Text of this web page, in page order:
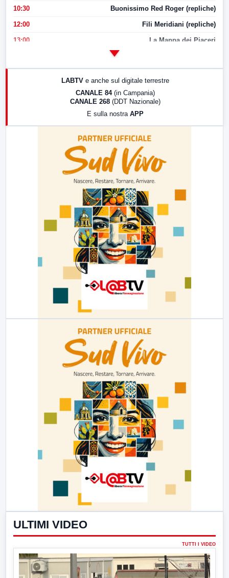
10:30 Buonissimo Red Roger (repliche)
12:00 Fili Meridiani (repliche)
13:00 La Mappa dei Piaceri
LABTV e anche sul digitale terrestre
CANALE 84 (in Campania)
CANALE 268 (DDT Nazionale)
E sulla nostra APP
ULTIMI VIDEO
TUTTI I VIDEO